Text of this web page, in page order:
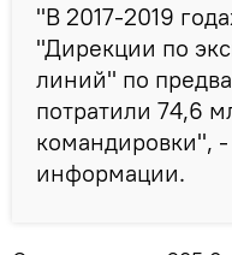
"В 2017-2019
"Дирекции по
линий" по
потратили 74,6
командировки", -
информации.